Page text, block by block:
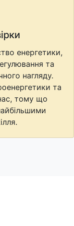
енергетики,
та
нагляду.
та
тому що